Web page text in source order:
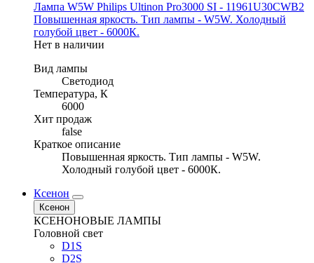
Лампа W5W Philips Ultinon Pro3000 SI - 11961U30CWB2
Повышенная яркость. Тип лампы - W5W. Холодный
голубой цвет - 6000К.
Нет в наличии
Вид лампы
Светодиод
Температура, К
6000
Хит продаж
false
Краткое описание
Повышенная яркость. Тип лампы - W5W.
Холодный голубой цвет - 6000К.
Ксенон
Ксенон
КСЕНОНОВЫЕ ЛАМПЫ
Головной свет
D1S
D2S